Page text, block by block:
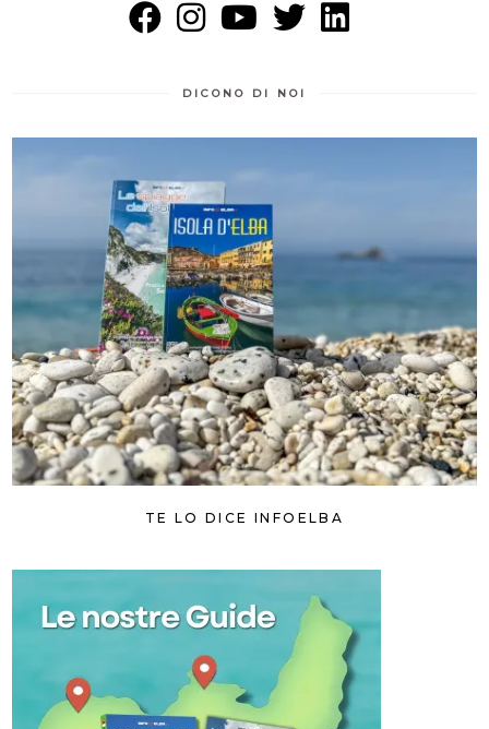
DICONO DI NOI
TE LO DICE INFOELBA